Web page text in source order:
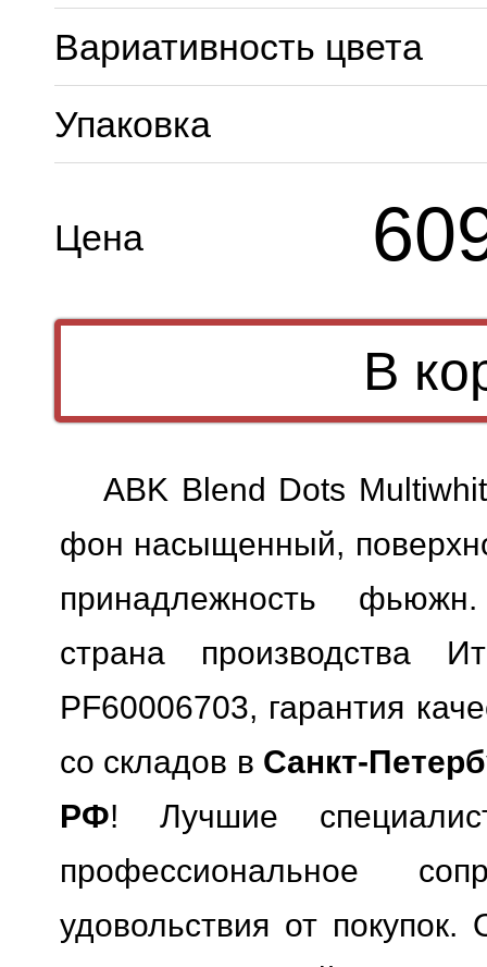
Вариативность цвета
Упаковка
Цена
ABK Blend Dots
фон насыщенный,
принадлежность
страна производства
PF60006703, гарантия
со складов в Санкт-
РФ! Лучшие
профессиональное
удовольствия от